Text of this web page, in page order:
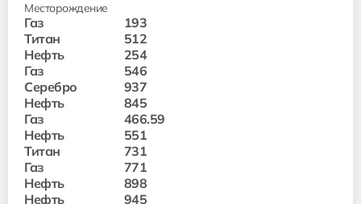
Месторождение
Газ
193
Титан
512
Нефть
254
Газ
546
Серебро
937
Нефть
845
Газ
466.59
Нефть
551
Титан
731
Газ
771
Нефть
898
Нефть
945